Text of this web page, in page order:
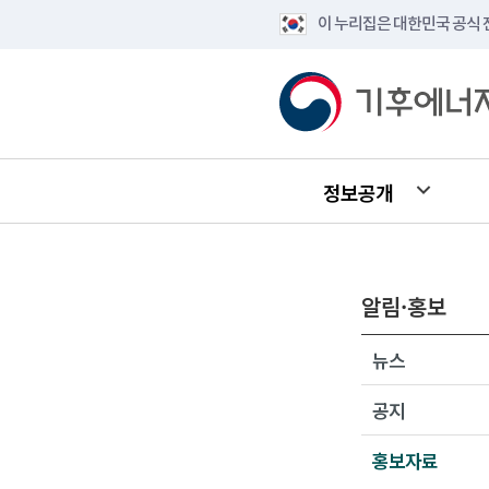
이 누리집은 대한민국 공식
정보공개
알림·홍보
뉴스
공지
홍보자료